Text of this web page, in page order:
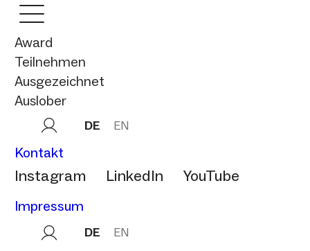
Award
Teilnehmen
Ausgezeichnet
Auslober
DE EN
Kontakt
Instagram LinkedIn YouTube
Impressum
DE EN